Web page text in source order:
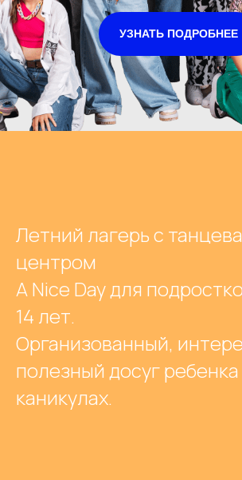
УЗНАТЬ ПОДРОБНЕЕ
Летний лагерь с
центром
A Nice Day для
14 лет.
Организованный,
полезный досуг
каникулах.